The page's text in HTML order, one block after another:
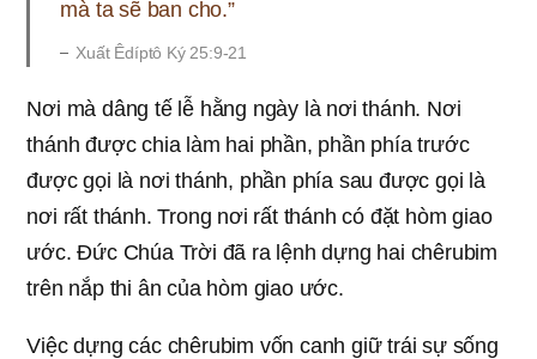
mà ta sẽ ban cho.”
Xuất Êdíptô Ký 25:9-21
Nơi mà dâng tế lễ hằng ngày là nơi thánh. Nơi
thánh được chia làm hai phần, phần phía trước
được gọi là nơi thánh, phần phía sau được gọi là
nơi rất thánh. Trong nơi rất thánh có đặt hòm giao
ước. Đức Chúa Trời đã ra lệnh dựng hai chêrubim
trên nắp thi ân của hòm giao ước.
Việc dựng các chêrubim vốn canh giữ trái sự sống